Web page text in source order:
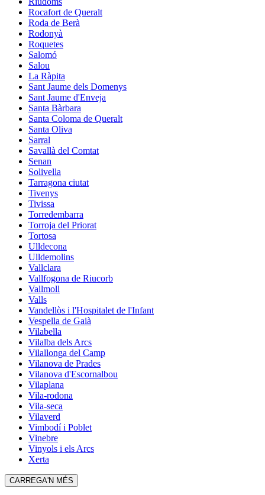
Rocafort de Queralt
Roda de Berà
Rodonyà
Roquetes
Salomó
Salou
La Ràpita
Sant Jaume dels Domenys
Sant Jaume d'Enveja
Santa Bàrbara
Santa Coloma de Queralt
Santa Oliva
Sarral
Savallà del Comtat
Senan
Solivella
Tarragona ciutat
Tivenys
Tivissa
Torredembarra
Torroja del Priorat
Tortosa
Ulldecona
Ulldemolins
Vallclara
Vallfogona de Riucorb
Vallmoll
Valls
Vandellòs i l'Hospitalet de l'Infant
Vespella de Gaià
Vilabella
Vilalba dels Arcs
Vilallonga del Camp
Vilanova de Prades
Vilanova d'Escornalbou
Vilaplana
Vila-rodona
Vila-seca
Vilaverd
Vimbodí i Poblet
Vinebre
Vinyols i els Arcs
Xerta
CARREGA'N MÉS